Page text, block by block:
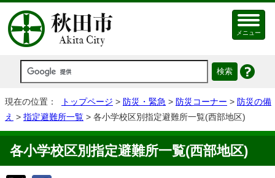
メニュー
現在の位置： トップページ > 防災・緊急 > 防災コーナー > 防災の備
え > 指定避難所一覧 > 各小学校区別指定避難所一覧(西部地区)
各小学校区別指定避難所一覧(西部地区)